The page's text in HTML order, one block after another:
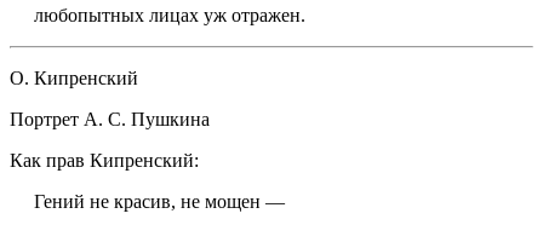
любопытных лицах уж отражен.
О. Кипренский
Портрет А. С. Пушкина
Как прав Кипренский:
Гений не красив, не мощен —